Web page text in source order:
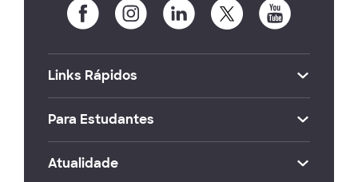
Links Rápidos
Para Estudantes
Atualidade